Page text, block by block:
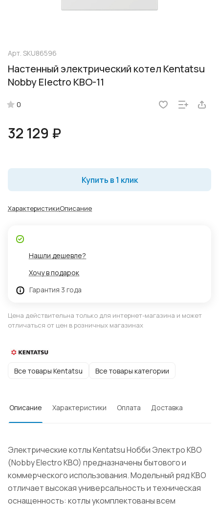
Арт. SKU86596
Настенный электрический котел Kentatsu
Nobby Electro KBO-11
0
32 129 ₽
Купить в 1 клик
ХарактеристикиОписание
Нашли дешевле?
Хочу в подарок
Гарантия 3 года
Цена действительна только для интернет-магазина и может
отличаться от цен в розничных магазинах
Все товары Kentatsu Все товары категории
Описание Характеристики Оплата Доставка
Электрические котлы Kentatsu Нобби Электро KBO
(Nobby Electro KBO) предназначены бытового и
коммерческого использования. Модельный ряд KBO
отличает высокая универсальность и техническая
оснащенность: котлы укомплектованы всем